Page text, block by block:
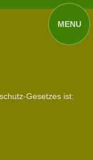
Gesetzes ist: